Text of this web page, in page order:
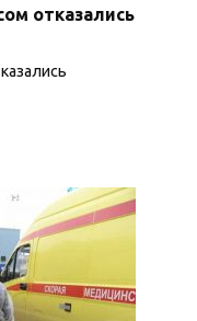
отказались